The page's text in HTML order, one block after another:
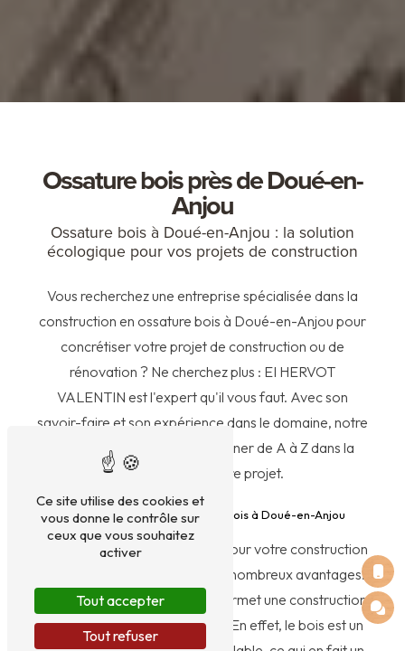
Ossature bois près de Doué-en-
Anjou
Ossature bois à Doué-en-Anjou : la solution
écologique pour vos projets de construction
Vous recherchez une entreprise spécialisée dans la
construction en ossature bois à Doué-en-Anjou pour
concrétiser votre projet de construction ou de
rénovation ? Ne cherchez plus : EI HERVOT
VALENTIN est l'expert qu'il vous faut. Avec son
savoir-faire et son expérience dans le domaine, notre
équipe saura vous accompagner de A à Z dans la
réalisation de votre projet.
Les avantages d'une ossature bois à Doué-en-Anjou
Opter pour une ossature bois pour votre construction
à Doué-en-Anjou présente de nombreux avantages.
Tout d'abord, l'ossature bois permet une construction
plus rapide et plus écologique. En effet, le bois est un
Ce site utilise des cookies et
vous donne le contrôle sur
ceux que vous souhaitez
activer
Tout accepter
Tout refuser